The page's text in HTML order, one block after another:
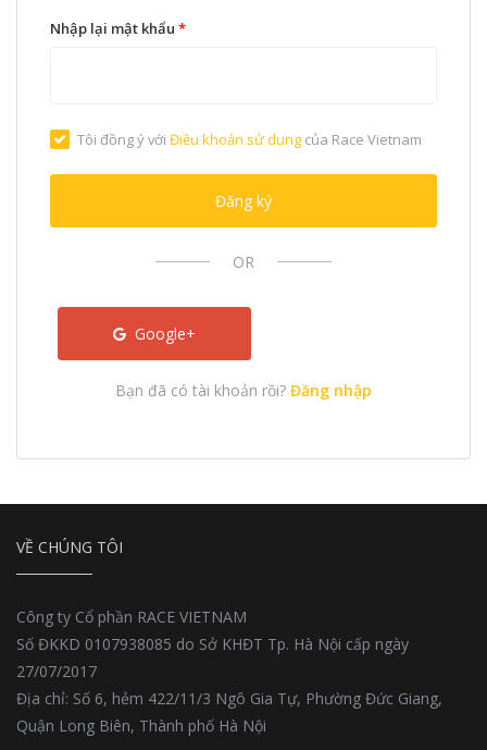
Nhập lại mật khẩu *
Tôi đồng ý với Điều khoản sử dụngcủa Race Vietnam
Đăng ký
OR
Google+
Bạn đã có tài khoản rồi? Đăng nhập
VỀ CHÚNG TÔI
Công ty Cổ phần RACE VIETNAM
Số ĐKKD 0107938085 do Sở KHĐT Tp. Hà Nội cấp ngày
27/07/2017
Địa chỉ: Số 6, hẻm 422/11/3 Ngô Gia Tự, Phường Đức Giang,
Quận Long Biên, Thành phố Hà Nội